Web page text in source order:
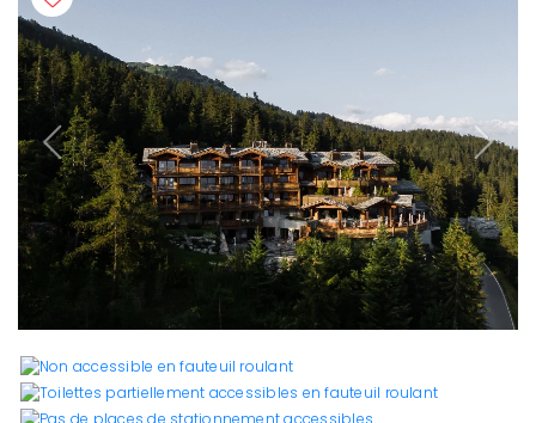
Previous Next